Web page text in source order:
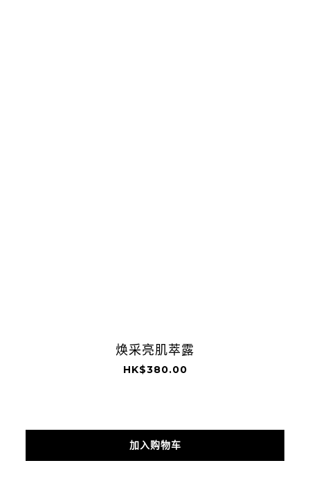
焕采亮肌萃露
HK$380.00
加入购物车